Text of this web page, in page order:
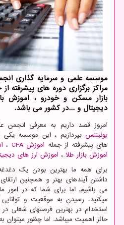
موسسه علمی و سرمایه گذاری
بازار مسكن و خودرو ، اموزش
دیجیتال و ...در كشور می باشد.
امروز قصد داریم به معرفی انجمن
یونیننس بپردازیم ، این موسسه یکی
های پیشرفته از جمله اموزشCFA ،
اموزش بازار طلا ، اموزش ارز های
برای همه ما بهترین بودن یک
داشتن آینده­ای بهتر و همچنین
می باشیم. اما برای شما که در امور
می­کنید، رسیدن به موقعیت و
استخدام در بهترین فرصت­های شغلی
حائز اهمیت می­باشد. اما چظور می­توان